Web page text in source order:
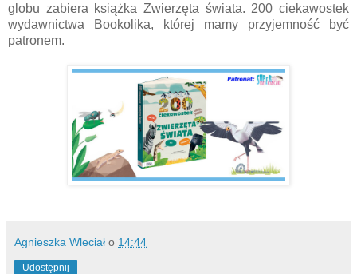
globu zabiera książka Zwierzęta świata. 200 ciekawostek
wydawnictwa Bookolika, której mamy przyjemność być
patronem.
Agnieszka Wleciał o 14:44
Udostępnij